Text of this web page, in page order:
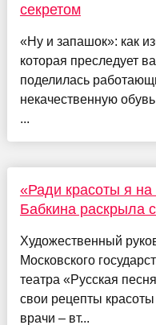
секретом
«Ну и запашок»: как
которая преследует
поделилась
некачественную
...
«Ради красоты я
Бабкина раскрыла
Художественный
Московского
театра «Русская
свои рецепты
врачи – вт...